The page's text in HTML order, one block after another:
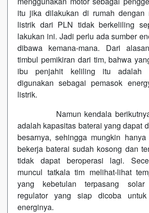
itu jika dilakukan di rumah dengan
listrik dari PLN tidak berkeliling
lakukan ini. Jadi perlu ada sumber
dibawa kemana-mana. Dari
timbul pemikiran dari tim, bahwa
ibu penjahit keliling itu adalah
digunakan sebagai pemasok
listrik.
Namun kendala berikutnya
adalah kapasitas baterai yang dapat
besarnya, sehingga mungkin
bekerja baterai sudah kosong dan
tidak dapat beroperasi lagi.
muncul tatkala tim melihat-lihat
yang kebetulan terpasang
regulator yang siap dicoba untuk
energinya.